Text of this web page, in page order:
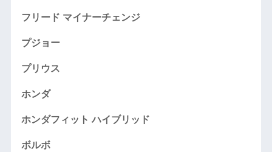
フリード マイナーチェンジ
プジョー
プリウス
ホンダ
ホンダフィット ハイブリッド
ボルボ